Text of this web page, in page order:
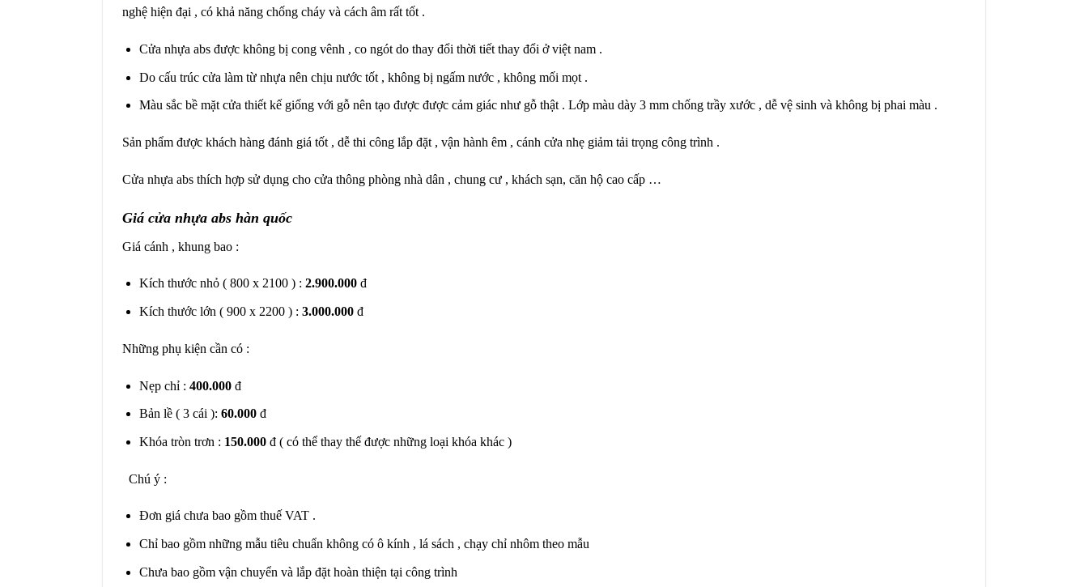
nghệ hiện đại , có khả năng chống cháy và cách âm rất tốt .
Cửa nhựa abs được không bị cong vênh , co ngót do thay đổi thời tiết thay đổi ở việt nam .
Do cấu trúc cửa làm từ nhựa nên chịu nước tốt , không bị ngấm nước , không mối mọt .
Màu sắc bề mặt cửa thiết kế giống với gỗ nên tạo được được cảm giác như gỗ thật . Lớp màu dày 3 mm chống trầy xước , dễ vệ sinh và không bị phai màu .
Sản phẩm được khách hàng đánh giá tốt , dễ thi công lắp đặt , vận hành êm , cánh cửa nhẹ giảm tải trọng công trình .
Cửa nhựa abs thích hợp sử dụng cho cửa thông phòng nhà dân , chung cư , khách sạn, căn hộ cao cấp …
Giá cửa nhựa abs hàn quốc
Giá cánh , khung bao :
Kích thước nhỏ ( 800 x 2100 ) : 2.900.000đ
Kích thước lớn ( 900 x 2200 ) : 3.000.000đ
Những phụ kiện cần có :
Nẹp chỉ : 400.000đ
Bản lề ( 3 cái ): 60.000đ
Khóa tròn trơn : 150.000đ ( có thể thay thế được những loại khóa khác )
Chú ý :
Đơn giá chưa bao gồm thuế VAT .
Chỉ bao gồm những mẫu tiêu chuẩn không có ô kính , lá sách , chạy chỉ nhôm theo mẫu
Chưa bao gồm vận chuyển và lắp đặt hoàn thiện tại công trình